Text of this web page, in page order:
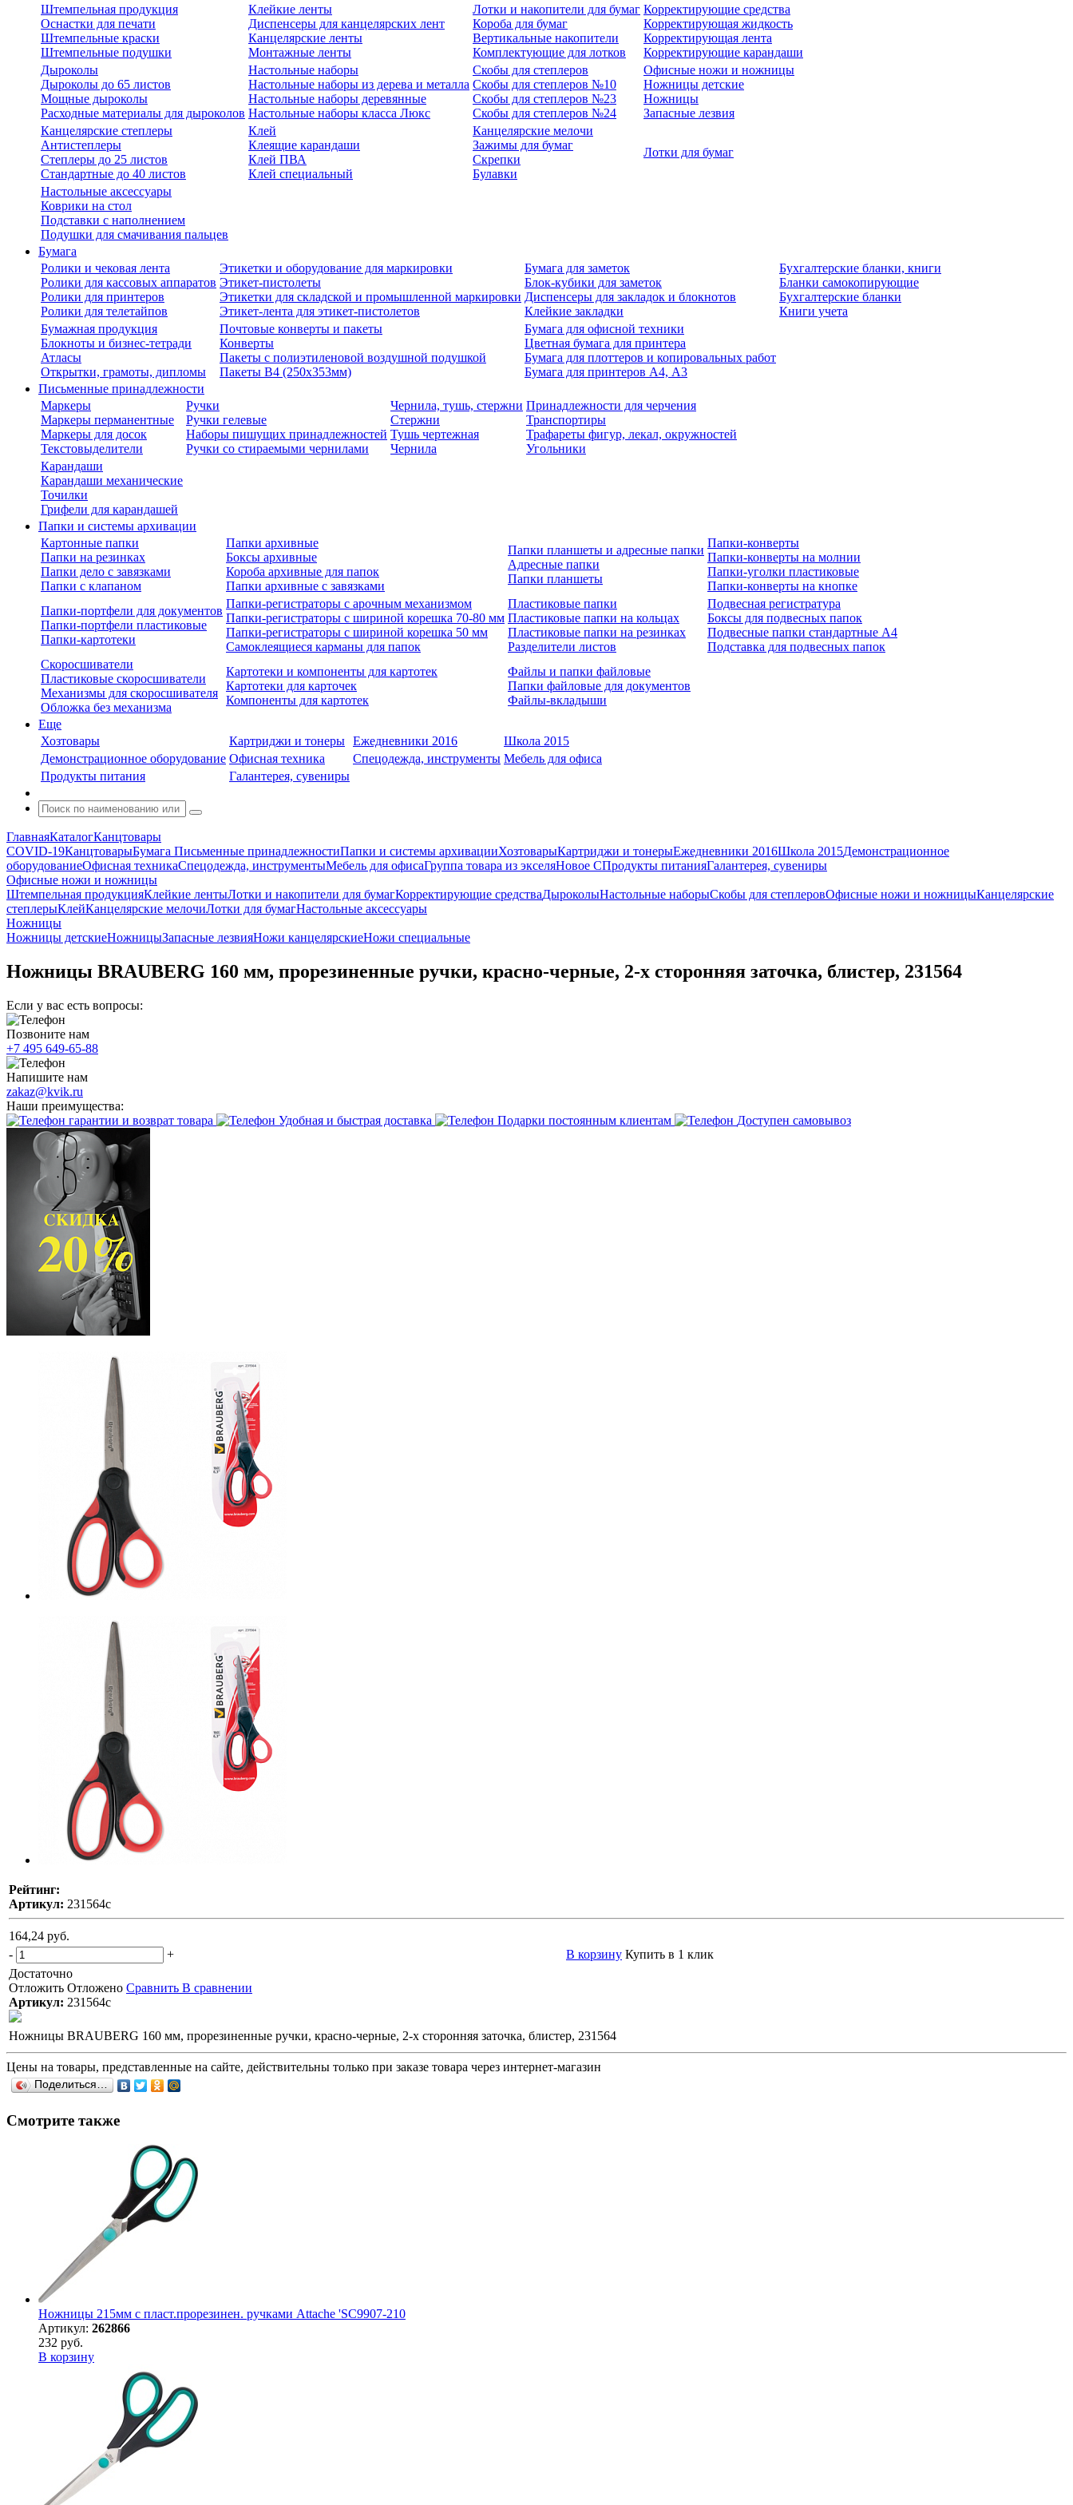
Штемпельная продукция
Оснастки для печати
Штемпельные краски
Штемпельные подушки
Клейкие ленты
Диспенсеры для канцелярских лент
Канцелярские ленты
Монтажные ленты
Лотки и накопители для бумаг
Короба для бумаг
Вертикальные накопители
Комплектующие для лотков
Корректирующие средства
Корректирующая жидкость
Корректирующая лента
Корректирующие карандаши
Дыроколы
Дыроколы до 65 листов
Мощные дыроколы
Расходные материалы для дыроколов
Настольные наборы
Настольные наборы из дерева и металла
Настольные наборы деревянные
Настольные наборы класса Люкс
Скобы для степлеров
Скобы для степлеров №10
Скобы для степлеров №23
Скобы для степлеров №24
Офисные ножи и ножницы
Ножницы детские
Ножницы
Запасные лезвия
Канцелярские степлеры
Антистеплеры
Степлеры до 25 листов
Стандартные до 40 листов
Клей
Клеящие карандаши
Клей ПВА
Клей специальный
Канцелярские мелочи
Зажимы для бумаг
Скрепки
Булавки
Лотки для бумаг
Настольные аксессуары
Коврики на стол
Подставки с наполнением
Подушки для смачивания пальцев
Бумага
Ролики и чековая лента
Ролики для кассовых аппаратов
Ролики для принтеров
Ролики для телетайпов
Этикетки и оборудование для маркировки
Этикет-пистолеты
Этикетки для складской и промышленной маркировки
Этикет-лента для этикет-пистолетов
Бумага для заметок
Блок-кубики для заметок
Диспенсеры для закладок и блокнотов
Клейкие закладки
Бухгалтерские бланки, книги
Бланки самокопирующие
Бухгалтерские бланки
Книги учета
Бумажная продукция
Блокноты и бизнес-тетради
Атласы
Открытки, грамоты, дипломы
Почтовые конверты и пакеты
Конверты
Пакеты с полиэтиленовой воздушной подушкой
Пакеты В4 (250х353мм)
Бумага для офисной техники
Цветная бумага для принтера
Бумага для плоттеров и копировальных работ
Бумага для принтеров А4, А3
Письменные принадлежности
Маркеры
Маркеры перманентные
Маркеры для досок
Текстовыделители
Ручки
Ручки гелевые
Наборы пишущих принадлежностей
Ручки со стираемыми чернилами
Чернила, тушь, стержни
Стержни
Тушь чертежная
Чернила
Принадлежности для черчения
Транспортиры
Трафареты фигур, лекал, окружностей
Угольники
Карандаши
Карандаши механические
Точилки
Грифели для карандашей
Папки и системы архивации
Картонные папки
Папки на резинках
Папки дело с завязками
Папки с клапаном
Папки архивные
Боксы архивные
Короба архивные для папок
Папки архивные с завязками
Папки планшеты и адресные папки
Адресные папки
Папки планшеты
Папки-конверты
Папки-конверты на молнии
Папки-уголки пластиковые
Папки-конверты на кнопке
Папки-портфели для документов
Папки-портфели пластиковые
Папки-картотеки
Папки-регистраторы с арочным механизмом
Папки-регистраторы с шириной корешка 70-80 мм
Папки-регистраторы с шириной корешка 50 мм
Самоклеящиеся карманы для папок
Пластиковые папки
Пластиковые папки на кольцах
Пластиковые папки на резинках
Разделители листов
Подвесная регистратура
Боксы для подвесных папок
Подвесные папки стандартные А4
Подставка для подвесных папок
Скоросшиватели
Пластиковые скоросшиватели
Механизмы для скоросшивателя
Обложка без механизма
Картотеки и компоненты для картотек
Картотеки для карточек
Компоненты для картотек
Файлы и папки файловые
Папки файловые для документов
Файлы-вкладыши
Еще
Хозтовары
Картриджи и тонеры Ежедневники 2016
Школа 2015
Демонстрационное оборудование Офисная техника Спецодежда, инструменты Мебель для офиса
Продукты питания
Галантерея, сувениры
ГлавнаяКаталогКанцтовары
COVID-19КанцтоварыБумага Письменные принадлежностиПапки и системы архивацииХозтоварыКартриджи и тонерыЕжедневники 2016Школа 2015Демонстрационное
оборудованиеОфисная техникаСпецодежда, инструментыМебель для офисаГруппа товара из экселяНовое СПродукты питанияГалантерея, сувениры
Офисные ножи и ножницы
Штемпельная продукцияКлейкие лентыЛотки и накопители для бумагКорректирующие средстваДыроколыНастольные наборыСкобы для степлеровОфисные ножи и ножницыКанцелярские
степлерыКлейКанцелярские мелочиЛотки для бумагНастольные аксессуары
Ножницы
Ножницы детскиеНожницыЗапасные лезвияНожи канцелярскиеНожи специальные
Ножницы BRAUBERG 160 мм, прорезиненные ручки, красно-черные, 2-х сторонняя заточка, блистер, 231564
Если у вас есть вопросы:
Позвоните нам
+7 495 649-65-88
Напишите нам
zakaz@kvik.ru
Наши преимущества:
гарантии и возврат товара
Удобная и быстрая доставка Подарки постоянным клиентам Доступен самовывоз
Рейтинг:
Артикул: 231564с
164,24 руб.
-
+ В корзину Купить в 1 клик
Достаточно
Отложить Отложено Сравнить В сравнении
Артикул: 231564с
Ножницы BRAUBERG 160 мм, прорезиненные ручки, красно-черные, 2-х сторонняя заточка, блистер, 231564
Цены на товары, представленные на сайте, действительны только при заказе товара через интернет-магазин
Поделиться…
Смотрите также
Ножницы 215мм с пласт.прорезинен. ручками Attache 'SC9907-210
Артикул: 262866
232 руб.
В корзину